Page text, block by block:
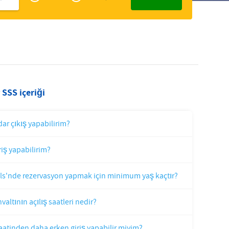
içeriği
çıkış yapabilirim?
yapabilirim?
rezervasyon yapmak için minimum yaş kaçtır?
açılış saatleri nedir?